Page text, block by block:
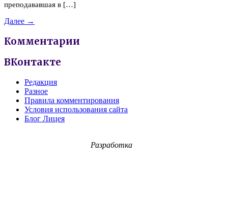
преподававшая в […]
Далее →
Комментарии
ВКонтакте
Редакция
Разное
Правила комментирования
Условия использования сайта
Блог Лицея
Разработка